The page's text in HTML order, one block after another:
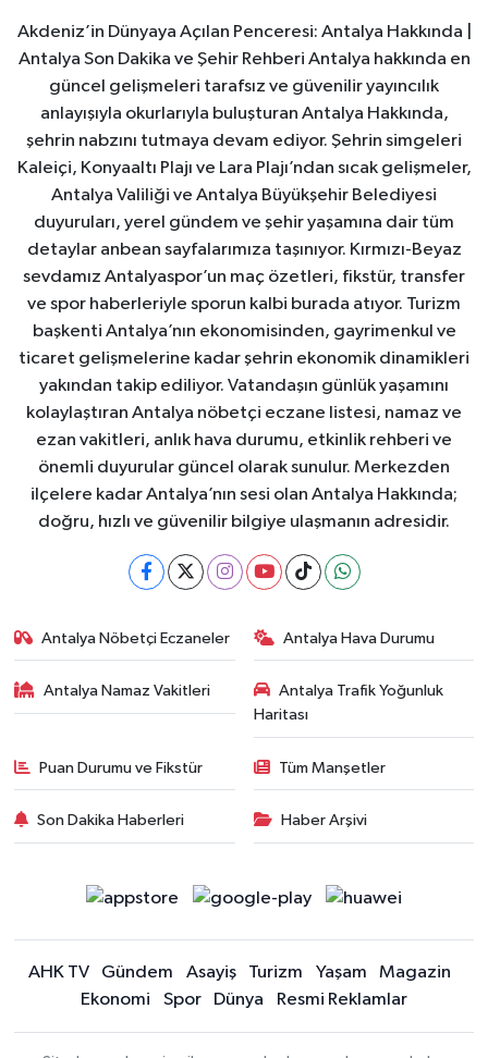
Akdeniz’in Dünyaya Açılan Penceresi: Antalya Hakkında |
Antalya Son Dakika ve Şehir Rehberi Antalya hakkında en
güncel gelişmeleri tarafsız ve güvenilir yayıncılık
anlayışıyla okurlarıyla buluşturan Antalya Hakkında,
şehrin nabzını tutmaya devam ediyor. Şehrin simgeleri
Kaleiçi, Konyaaltı Plajı ve Lara Plajı’ndan sıcak gelişmeler,
Antalya Valiliği ve Antalya Büyükşehir Belediyesi
duyuruları, yerel gündem ve şehir yaşamına dair tüm
detaylar anbean sayfalarımıza taşınıyor. Kırmızı-Beyaz
sevdamız Antalyaspor’un maç özetleri, fikstür, transfer
ve spor haberleriyle sporun kalbi burada atıyor. Turizm
başkenti Antalya’nın ekonomisinden, gayrimenkul ve
ticaret gelişmelerine kadar şehrin ekonomik dinamikleri
yakından takip ediliyor. Vatandaşın günlük yaşamını
kolaylaştıran Antalya nöbetçi eczane listesi, namaz ve
ezan vakitleri, anlık hava durumu, etkinlik rehberi ve
önemli duyurular güncel olarak sunulur. Merkezden
ilçelere kadar Antalya’nın sesi olan Antalya Hakkında;
doğru, hızlı ve güvenilir bilgiye ulaşmanın adresidir.
Antalya Nöbetçi Eczaneler Antalya Hava Durumu
Antalya Namaz Vakitleri
Antalya Trafik Yoğunluk
Haritası
Puan Durumu ve Fikstür Tüm Manşetler
Son Dakika Haberleri Haber Arşivi
AHK TV Gündem Asayiş Turizm Yaşam
Magazin
Ekonomi
Spor Dünya Resmi Reklamlar